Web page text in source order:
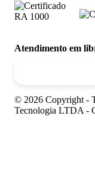
Atendimento em
© 2026 Copyright -
Tecnologia LTDA -